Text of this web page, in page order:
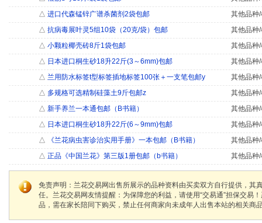
△ 进口代森锰锌广谱杀菌剂2袋包邮
其他品种
△ 抗病毒展叶灵5组10袋（20克/袋）包邮
其他品种
△ 小颗粒椰壳砖8斤1袋包邮
其他品种
△ 日本进口桐生砂18升22斤(3～6mm)包邮
其他品种
△ 兰用防水标签t型标签插地标签100张＋一支笔包邮y
其他品种
△ 多规格可选精制硅藻土9斤包邮z
其他品种
△ 新手养兰一本通包邮（B书籍）
其他品种
△ 日本进口桐生砂18升22斤(6～9mm)包邮
其他品种
△ 《兰花病虫害诊治实用手册》一本包邮（B书籍）
其他品种
△ 正品《中国兰花》第三版1册包邮（b书籍） 其他品种
免责声明：兰花交易网出售所展示的品种资料由买卖双方自行提供，
任。兰花交易网友情提醒：为保障您的利益，请使用“交易通”担保交
品，需在家长陪同下购买，禁止任何商家向未成年人出售本站的相关商